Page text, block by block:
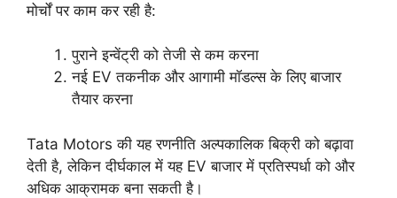
मोर्चों पर काम कर रही है:
पुराने इन्वेंट्री को तेजी से कम करना
नई EV तकनीक और आगामी मॉडल्स के लिए बाजार
तैयार करना
Tata Motors की यह रणनीति अल्पकालिक बिक्री को बढ़ावा
देती है, लेकिन दीर्घकाल में यह EV बाजार में प्रतिस्पर्धा को और
अधिक आक्रामक बना सकती है।